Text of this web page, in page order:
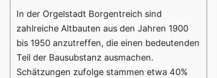
In der Orgelstadt Borgentreich sind
zahlreiche Altbauten aus den Jahren 1900
bis 1950 anzutreffen, die einen bedeutenden
Teil der Bausubstanz ausmachen.
Schätzungen zufolge stammen etwa 40%